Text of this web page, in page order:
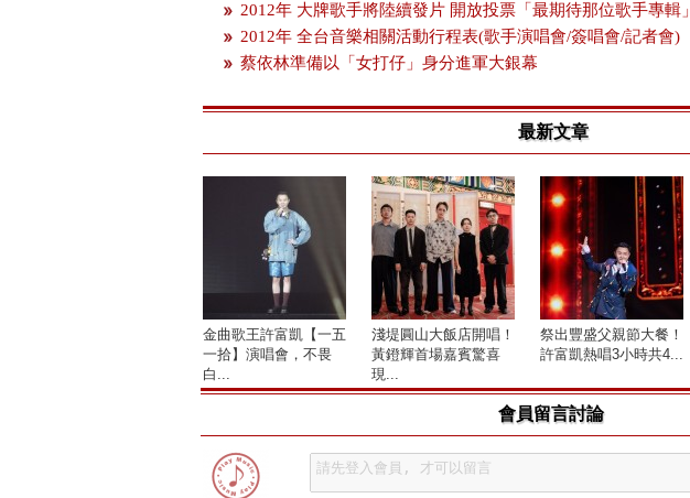
2012年 大牌歌手將陸續發片 開放投票「最期待那位歌手專輯」
2012年 全台音樂相關活動行程表(歌手演唱會/簽唱會/記者會)
蔡依林準備以「女打仔」身分進軍大銀幕
最新文章
金曲歌王許富凱【一五
一拾】演唱會，不畏
白...
淺堤圓山大飯店開唱！
黃鐙輝首場嘉賓驚喜
現...
祭出豐盛父親節大餐！
許富凱熱唱3小時共4...
會員留言討論